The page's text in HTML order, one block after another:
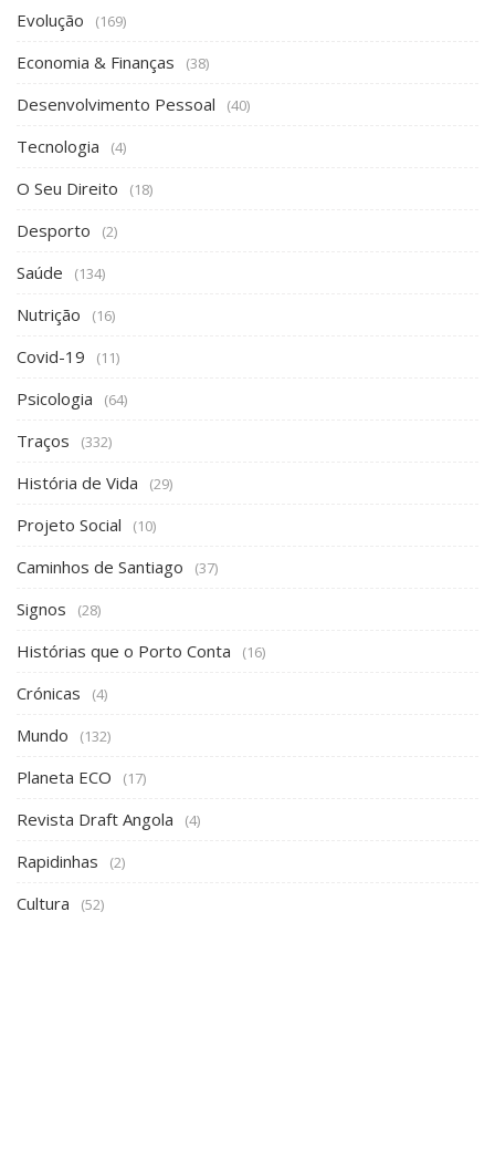
Evolução (169)
Economia & Finanças (38)
Desenvolvimento Pessoal (40)
Tecnologia (4)
O Seu Direito (18)
Desporto (2)
Saúde (134)
Nutrição (16)
Covid-19 (11)
Psicologia (64)
Traços (332)
História de Vida (29)
Projeto Social (10)
Caminhos de Santiago (37)
Signos (28)
Histórias que o Porto Conta (16)
Crónicas (4)
Mundo (132)
Planeta ECO (17)
Revista Draft Angola (4)
Rapidinhas (2)
Cultura (52)